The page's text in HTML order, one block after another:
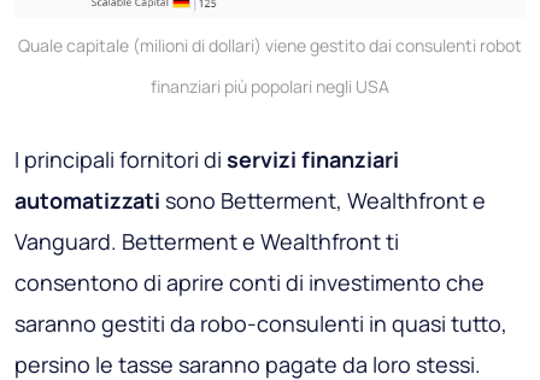
Quale capitale (milioni di dollari) viene gestito dai consulenti robot
finanziari più popolari negli USA
I principali fornitori di servizi finanziari
automatizzati sono Betterment, Wealthfront e
Vanguard. Betterment e Wealthfront ti
consentono di aprire conti di investimento che
saranno gestiti da robo-consulenti in quasi tutto,
persino le tasse saranno pagate da loro stessi.